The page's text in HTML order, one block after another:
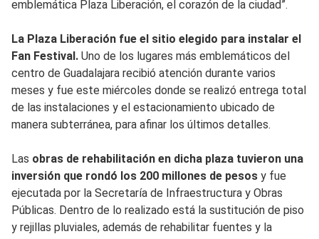
emblemática Plaza Liberación, el corazón de la ciudad”.
La Plaza Liberación fue el sitio elegido para instalar el
Fan Festival. Uno de los lugares más emblemáticos del
centro de Guadalajara recibió atención durante varios
meses y fue este miércoles donde se realizó entrega total
de las instalaciones y el estacionamiento ubicado de
manera subterránea, para afinar los últimos detalles.
Las obras de rehabilitación en dicha plaza tuvieron una
inversión que rondó los 200 millones de pesos y fue
ejecutada por la Secretaría de Infraestructura y Obras
Públicas. Dentro de lo realizado está la sustitución de piso
y rejillas pluviales, además de rehabilitar fuentes y la